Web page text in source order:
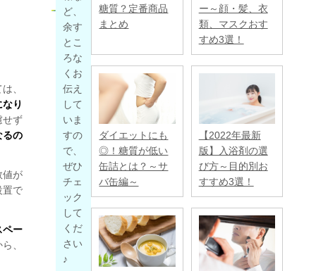
、
り
せず
るの
値が
置で
ペー
、
ど、
余す
とこ
ろな
くお
伝え
して
いま
すの
で、
ぜひ
チェ
ック
して
くだ
さい
♪
糖質？定番商品
まとめ
ー～顔・髪、衣
類、マスクおす
すめ3選！
ダイエットにも
◎！糖質が低い
缶詰とは？～サ
バ缶編～
【2022年最新
版】入浴剤の選
び方～目的別お
すすめ3選！